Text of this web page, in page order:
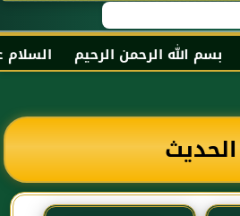
بسم الله الرحمن الرحيم السلام
الحديث